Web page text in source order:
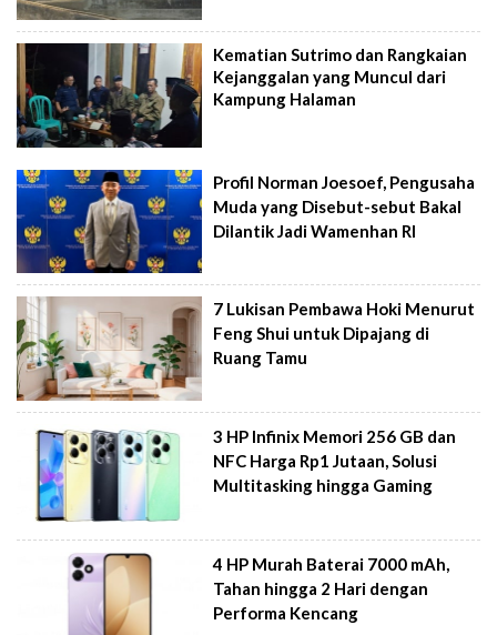
Kematian Sutrimo dan Rangkaian
Kejanggalan yang Muncul dari
Kampung Halaman
Profil Norman Joesoef, Pengusaha
Muda yang Disebut-sebut Bakal
Dilantik Jadi Wamenhan RI
7 Lukisan Pembawa Hoki Menurut
Feng Shui untuk Dipajang di
Ruang Tamu
3 HP Infinix Memori 256 GB dan
NFC Harga Rp1 Jutaan, Solusi
Multitasking hingga Gaming
4 HP Murah Baterai 7000 mAh,
Tahan hingga 2 Hari dengan
Performa Kencang